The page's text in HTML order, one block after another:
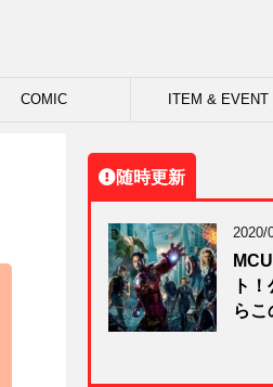
COMIC ITEM & EVENT
随時更新
2020/
ト
らこ